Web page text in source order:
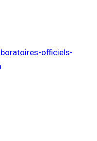
officiels-